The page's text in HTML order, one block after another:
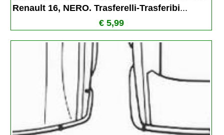
Renault 16, NERO. Trasferelli-Trasferibi...
€ 5,99